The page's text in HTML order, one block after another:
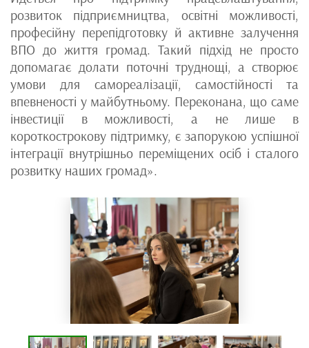
розвиток підприємництва, освітні можливості,
професійну перепідготовку й активне залучення
ВПО до життя громад. Такий підхід не просто
допомагає долати поточні труднощі, а створює
умови для самореалізації, самостійності та
впевненості у майбутньому. Переконана, що саме
інвестиції в можливості, а не лише в
короткострокову підтримку, є запорукою успішної
інтеграції внутрішньо переміщених осіб і сталого
розвитку наших громад».